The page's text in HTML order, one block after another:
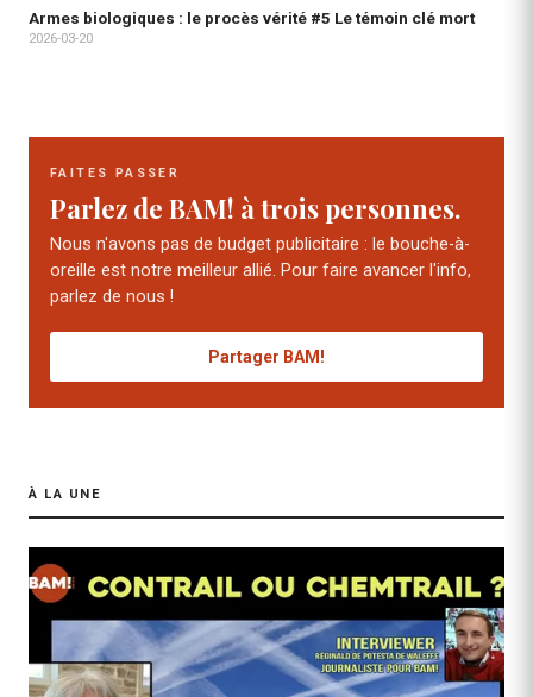
Armes biologiques : le procès vérité #5 Le témoin clé mort
2026-03-20
FAITES PASSER
Parlez de BAM! à trois personnes.
Nous n'avons pas de budget publicitaire : le bouche-à-
oreille est notre meilleur allié. Pour faire avancer l'info,
parlez de nous !
Partager BAM!
À LA UNE